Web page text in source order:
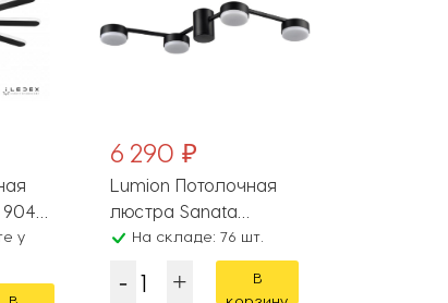
у
6 290 ₽
Lumion Потолочная
люстра Sanata
8187/4C
На складе: 76 шт.
В